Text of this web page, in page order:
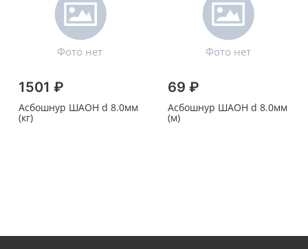
1501 ₽
Асбошнур ШАОН d 8.0мм
(кг)
69 ₽
Асбошнур ШАОН d 8.0мм
(м)